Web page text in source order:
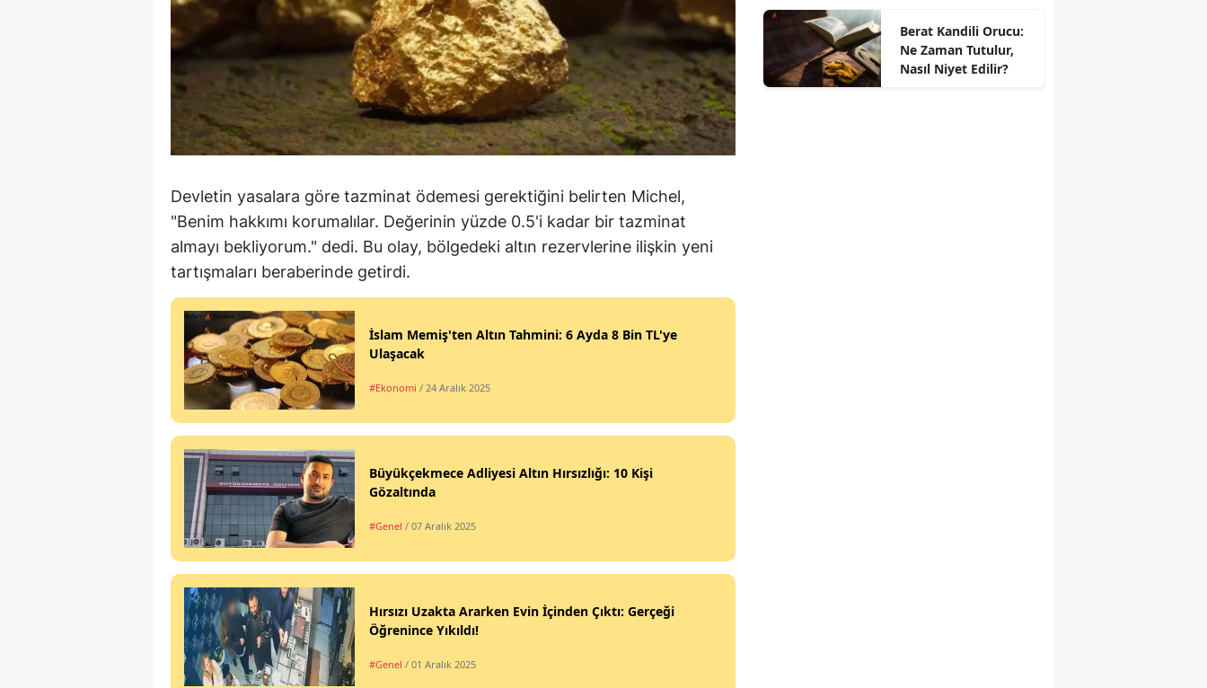
Devletin yasalara göre tazminat ödemesi gerektiğini belirten Michel,
"Benim hakkımı korumalılar. Değerinin yüzde 0.5'i kadar bir tazminat
almayı bekliyorum." dedi. Bu olay, bölgedeki altın rezervlerine ilişkin yeni
tartışmaları beraberinde getirdi.
İslam Memiş'ten Altın Tahmini: 6 Ayda 8 Bin TL'ye
Ulaşacak
#Ekonomi / 24 Aralık 2025
Büyükçekmece Adliyesi Altın Hırsızlığı: 10 Kişi
Gözaltında
#Genel / 07 Aralık 2025
Hırsızı Uzakta Ararken Evin İçinden Çıktı: Gerçeği
Öğrenince Yıkıldı!
#Genel / 01 Aralık 2025
Berat Kandili Orucu:
Ne Zaman Tutulur,
Nasıl Niyet Edilir?